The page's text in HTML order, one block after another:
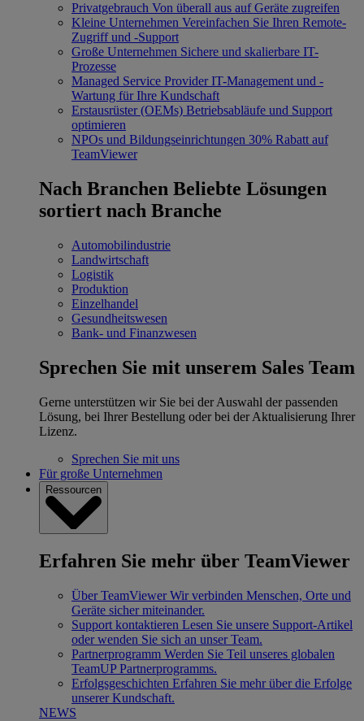
Privatgebrauch Von überall aus auf Geräte zugreifen
Kleine Unternehmen Vereinfachen Sie Ihren Remote-
Zugriff und -Support
Große Unternehmen Sichere und skalierbare IT-
Prozesse
Managed Service Provider IT-Management und -
Wartung für Ihre Kundschaft
Erstausrüster (OEMs) Betriebsabläufe und Support
optimieren
NPOs und Bildungseinrichtungen 30% Rabatt auf
TeamViewer
Nach Branchen Beliebte Lösungen
sortiert nach Branche
Automobilindustrie
Landwirtschaft
Logistik
Produktion
Einzelhandel
Gesundheitswesen
Bank- und Finanzwesen
Sprechen Sie mit unserem Sales Team
Gerne unterstützen wir Sie bei der Auswahl der passenden
Lösung, bei Ihrer Bestellung oder bei der Aktualisierung Ihrer
Lizenz.
Sprechen Sie mit uns
Für große Unternehmen
Ressourcen
Erfahren Sie mehr über TeamViewer
Über TeamViewer Wir verbinden Menschen, Orte und
Geräte sicher miteinander.
Support kontaktieren Lesen Sie unsere Support-Artikel
oder wenden Sie sich an unser Team.
Partnerprogramm Werden Sie Teil unseres globalen
TeamUP Partnerprogramms.
Erfolgsgeschichten Erfahren Sie mehr über die Erfolge
unserer Kundschaft.
NEWS